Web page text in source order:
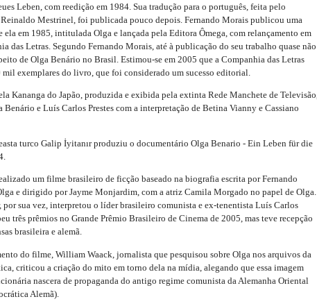
Leben, com reedição em 1984. Sua tradução para o português, feita pelo
Mestrinel, foi publicada pouco depois. Fernando Morais publicou uma
ela em 1985, intitulada Olga e lançada pela Editora Ômega, com relançamento em
das Letras. Segundo Fernando Morais, até à publicação do seu trabalho quase não
de Olga Benário no Brasil. Estimou-se em 2005 que a Companhia das Letras
mil exemplares do livro, que foi considerado um sucesso editorial.
Kananga do Japão, produzida e exibida pela extinta Rede Manchete de Televisão,
Benário e Luís Carlos Prestes com a interpretação de Betina Vianny e Cassiano
turco Galip İyitanır produziu o documentário Olga Benario - Ein Leben für die
um filme brasileiro de ficção baseado na biografia escrita por Fernando
e dirigido por Jayme Monjardim, com a atriz Camila Morgado no papel de Olga.
por sua vez, interpretou o líder brasileiro comunista e ex-tenentista Luís Carlos
três prêmios no Grande Prêmio Brasileiro de Cinema de 2005, mas teve recepção
brasileira e alemã.
do filme, William Waack, jornalista que pesquisou sobre Olga nos arquivos da
criticou a criação do mito em torno dela na mídia, alegando que essa imagem
nascera de propaganda do antigo regime comunista da Alemanha Oriental
Alemã).